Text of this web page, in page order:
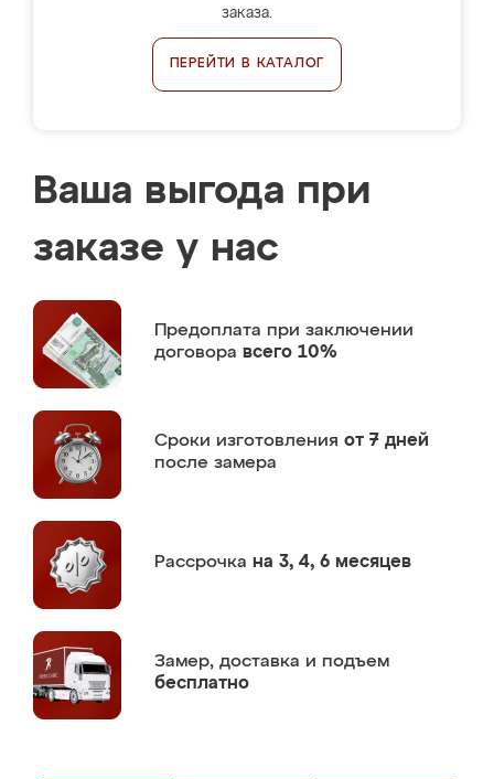
заказа.
ПЕРЕЙТИ В КАТАЛОГ
Ваша выгода при
заказе у нас
Предоплата при заключении
договора всего 10%
Сроки изготовления от 7 дней
после замера
Рассрочка на 3, 4, 6 месяцев
Замер, доставка и подъем
бесплатно